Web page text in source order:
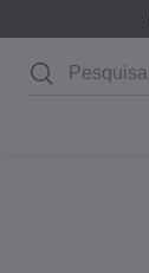
Pesquisar